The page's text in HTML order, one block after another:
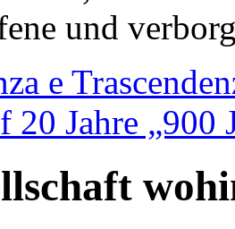
und
e
20 Jahre „900